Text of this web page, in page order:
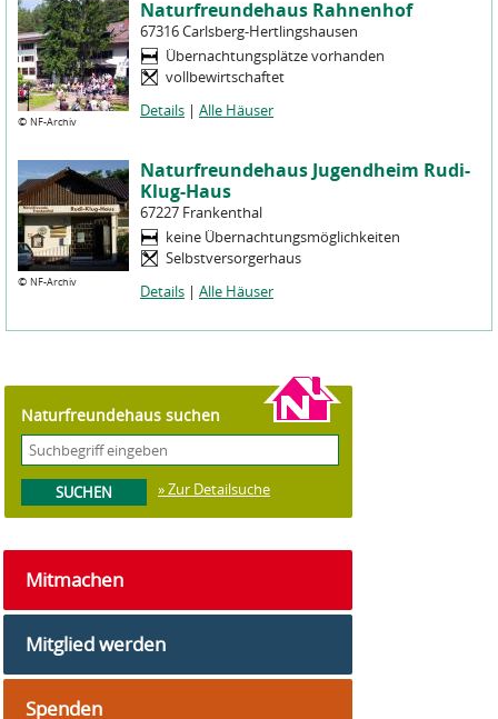
© NF-Archiv
Naturfreundehaus Rahnenhof
67316 Carlsberg-Hertlingshausen
Übernachtungsplätze vorhanden
vollbewirtschaftet
Details | Alle Häuser
© NF-Archiv
Naturfreundehaus Jugendheim Rudi-
Klug-Haus
67227 Frankenthal
keine Übernachtungsmöglichkeiten
Selbstversorgerhaus
Details | Alle Häuser
Naturfreundehaus suchen
» Zur Detailsuche
Mitmachen
Mitglied werden
Spenden